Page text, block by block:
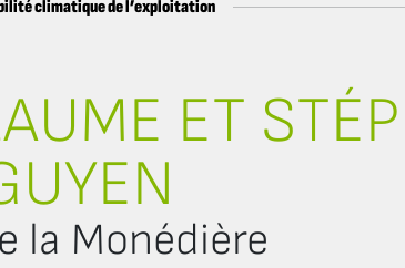
climatique de l’exploitation
ET
la Monédière